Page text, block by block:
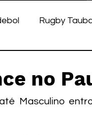
Rugby
Fut7
no
Masculino